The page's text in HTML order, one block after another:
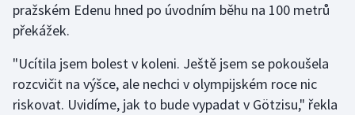
Gymnastika
Jezdectví
pražském Edenu hned po úvodním běhu na 100 metrů
překážek.
"Ucítila jsem bolest v koleni. Ještě jsem se pokoušela
rozcvičit na výšce, ale nechci v olympijském roce nic
riskovat. Uvidíme, jak to bude vypadat v Götzisu," řekla